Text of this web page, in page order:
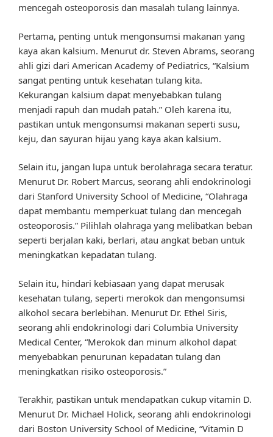
mencegah osteoporosis dan masalah tulang lainnya.
Pertama, penting untuk mengonsumsi makanan yang
kaya akan kalsium. Menurut dr. Steven Abrams, seorang
ahli gizi dari American Academy of Pediatrics, “Kalsium
sangat penting untuk kesehatan tulang kita.
Kekurangan kalsium dapat menyebabkan tulang
menjadi rapuh dan mudah patah.” Oleh karena itu,
pastikan untuk mengonsumsi makanan seperti susu,
keju, dan sayuran hijau yang kaya akan kalsium.
Selain itu, jangan lupa untuk berolahraga secara teratur.
Menurut Dr. Robert Marcus, seorang ahli endokrinologi
dari Stanford University School of Medicine, “Olahraga
dapat membantu memperkuat tulang dan mencegah
osteoporosis.” Pilihlah olahraga yang melibatkan beban
seperti berjalan kaki, berlari, atau angkat beban untuk
meningkatkan kepadatan tulang.
Selain itu, hindari kebiasaan yang dapat merusak
kesehatan tulang, seperti merokok dan mengonsumsi
alkohol secara berlebihan. Menurut Dr. Ethel Siris,
seorang ahli endokrinologi dari Columbia University
Medical Center, “Merokok dan minum alkohol dapat
menyebabkan penurunan kepadatan tulang dan
meningkatkan risiko osteoporosis.”
Terakhir, pastikan untuk mendapatkan cukup vitamin D.
Menurut Dr. Michael Holick, seorang ahli endokrinologi
dari Boston University School of Medicine, “Vitamin D